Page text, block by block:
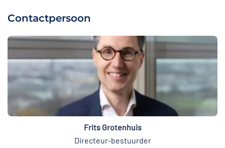
Contactpersoon
Frits Grotenhuis
Directeur-bestuurder